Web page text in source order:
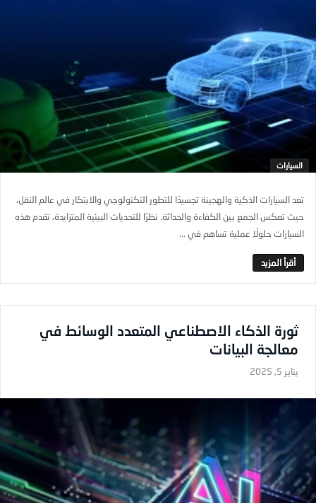
السيارات
تعد السيارات الذكية والهجينة تجسيدًا للتطور التكنولوجي والابتكار في عالم النقل،
حيث تعكس الجمع بين الكفاءة والحداثة. نظرًا للتحديات البيئية المتزايدة، تقدم هذه
السيارات حلولًا عملية تساهم في ...
ثورة الذكاء الاصطناعي المتعدد الوسائط في
معالجة البيانات
يناير 5, 2025